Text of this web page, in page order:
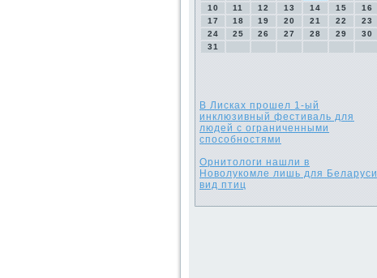
10
11 12 13 14 15
16
17
18 19 20 21 22
23
24
25 26 27 28 29
30
31
В Лисках прошел 1-ый
инклюзивный фестиваль для
людей с ограниченными
способностями
Орнитологи нашли в
Новолукомле лишь для Беларуси
вид птиц